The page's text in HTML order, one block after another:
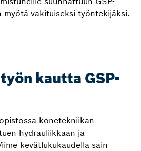
myötä vakituiseksi työntekijäksi.
kautta GSP-
konetekniikan
hydrauliikkaan ja
kevätlukukaudella sain